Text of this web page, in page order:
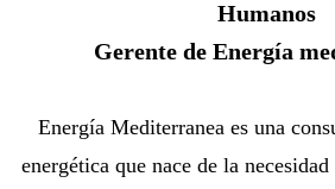
Humanos
Gerente de Energía
Energía Mediterranea es una
energética que nace de la